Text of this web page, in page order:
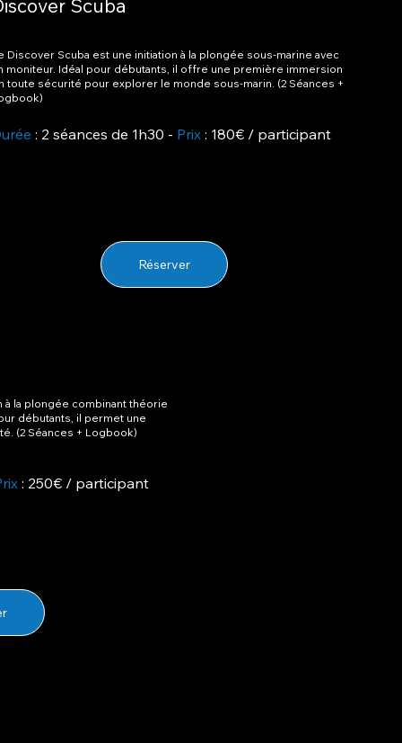
Scuba
Discover Scuba est une initiation à la plongée sous-marine avec
moniteur. Idéal pour débutants, il offre une première immersion
toute sécurité pour explorer le monde sous-marin. (2 Séances +
: 2 séances de 1h30 - Prix : 180€ / participant
Réserver
à la plongée combinant théorie
débutants, il permet une
(2 Séances + Logbook)
: 250€ / participant